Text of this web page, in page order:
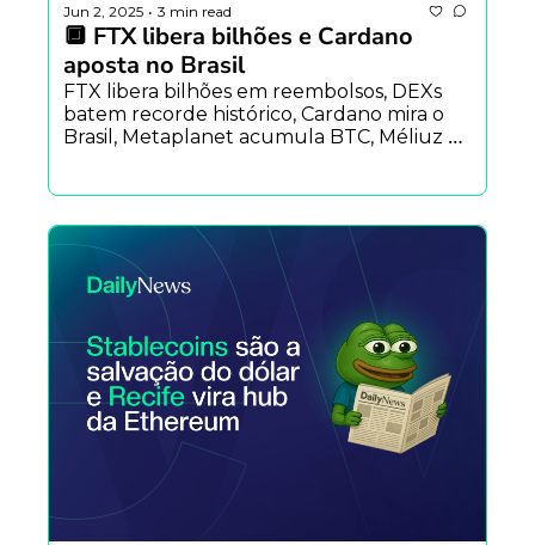
Jun 2, 2025 • 3 min read
🔲 FTX libera bilhões e Cardano
aposta no Brasil
FTX libera bilhões em reembolsos, DEXs
batem recorde histórico, Cardano mira o
Brasil, Metaplanet acumula BTC, Méliuz